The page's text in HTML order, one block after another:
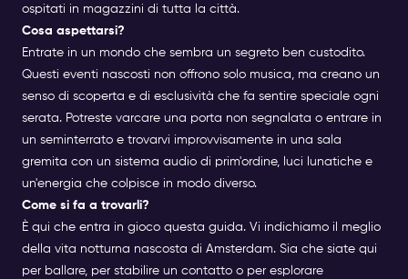
ospitati in magazzini di tutta la città.
Cosa aspettarsi?
Entrate in un mondo che sembra un segreto ben custodito.
Questi eventi nascosti non offrono solo musica, ma creano un
senso di scoperta e di esclusività che fa sentire speciale ogni
serata. Potreste varcare una porta non segnalata o entrare in
un seminterrato e trovarvi improvvisamente in una sala
gremita con un sistema audio di prim'ordine, luci lunatiche e
un'energia che colpisce in modo diverso.
Come si fa a trovarli?
È qui che entra in gioco questa guida. Vi indichiamo il meglio
della vita notturna nascosta di Amsterdam. Sia che siate qui
per ballare, per stabilire un contatto o per esplorare